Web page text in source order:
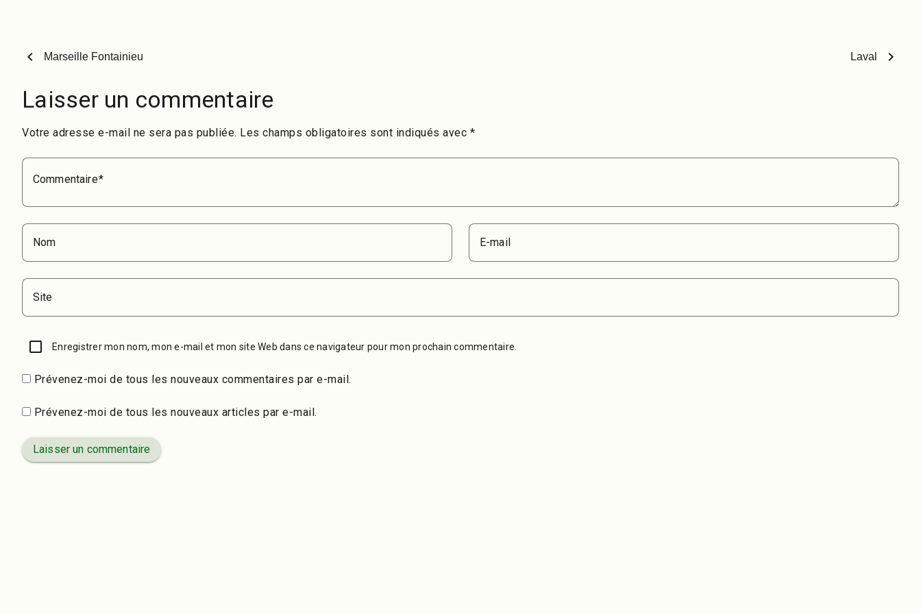
chevron_left Marseille Fontainieu Laval chevron_right
Laisser un commentaire
Votre adresse e-mail ne sera pas publiée. Les champs obligatoires sont indiqués avec *
Commentaire
Nom E-mail
Site
Enregistrer mon nom, mon e-mail et mon site Web dans ce navigateur pour mon prochain commentaire.
Prévenez-moi de tous les nouveaux commentaires par e-mail.
Prévenez-moi de tous les nouveaux articles par e-mail.
Laisser un commentaire